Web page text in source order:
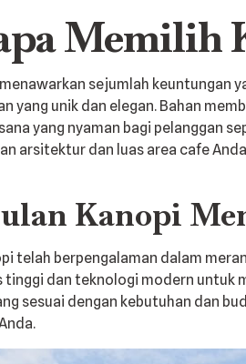
Memilih
sejumlah keuntungan
yang unik dan elegan. Bahan
yang nyaman bagi pelanggan
arsitektur dan luas area cafe
Kanopi
telah berpengalaman dalam
tinggi dan teknologi modern untuk
sesuai dengan kebutuhan dan